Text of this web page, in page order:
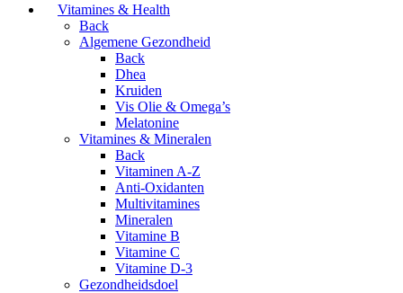
Vitamines & Health
Back
Algemene Gezondheid
Back
Dhea
Kruiden
Vis Olie & Omega’s
Melatonine
Vitamines & Mineralen
Back
Vitaminen A-Z
Anti-Oxidanten
Multivitamines
Mineralen
Vitamine B
Vitamine C
Vitamine D-3
Gezondheidsdoel